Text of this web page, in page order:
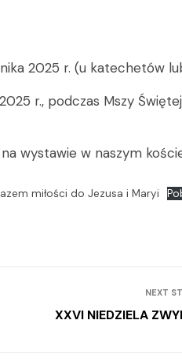
2025 r. (u katechetów
r., podczas Mszy Świętej
wystawie w naszym
miłości do Jezusa i Maryi
NEXT
XXVI NIEDZIELA